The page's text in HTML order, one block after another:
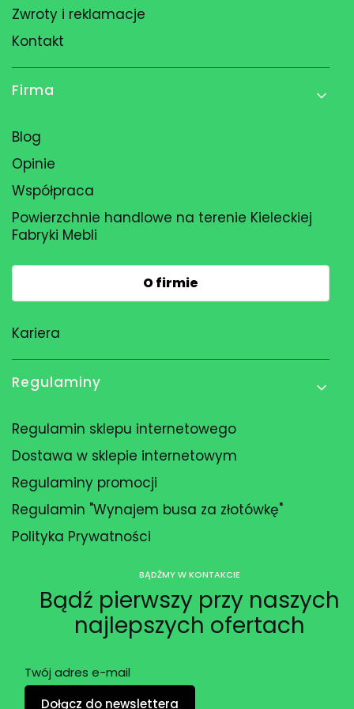
Zwroty i reklamacje
Kontakt
Firma
Blog
Opinie
Współpraca
Powierzchnie handlowe na terenie Kieleckiej
Fabryki Mebli
O firmie
Kariera
Regulaminy
Regulamin sklepu internetowego
Dostawa w sklepie internetowym
Regulaminy promocji
Regulamin "Wynajem busa za złotówkę"
Polityka Prywatności
BĄDŹMY W KONTAKCIE
Bądź pierwszy przy naszych
najlepszych ofertach
Twój adres e-mail
Dołącz do newslettera